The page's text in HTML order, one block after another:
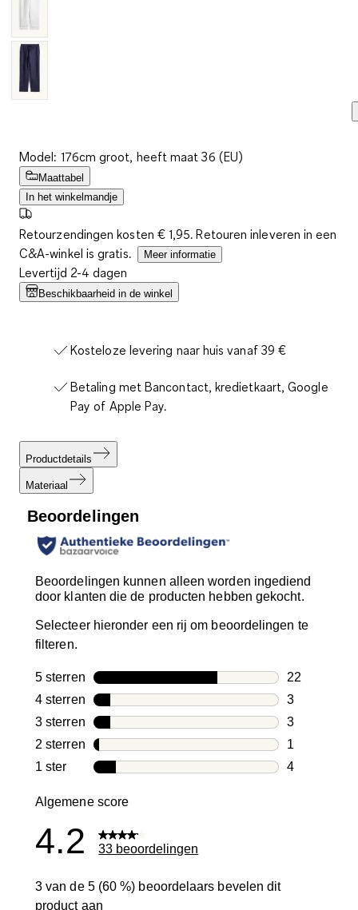
Model: 176cm groot, heeft maat 36 (EU)
Maattabel
In het winkelmandje
Retourzendingen kosten € 1,95. Retouren inleveren in een
C&A-winkel is gratis.
Meer informatie
Levertijd 2-4 dagen
Beschikbaarheid in de winkel
Kosteloze levering naar huis vanaf 39 €
Betaling met Bancontact, kredietkaart, Google
Pay of Apple Pay.
Productdetails
Materiaal
Beoordelingen
Beoordelingen kunnen alleen worden ingediend
door klanten die de producten hebben gekocht.
Selecteer hieronder een rij om beoordelingen te
filteren.
5 sterren sterren
22
22
4 sterren sterren
3
3
3 sterren sterren
3
3
2 sterren sterren
1
1
1 ster sterren
4
Algemene score
4.2 33 beoordelingen
3 van de 5 (60 %) beoordelaars bevelen dit
product aan